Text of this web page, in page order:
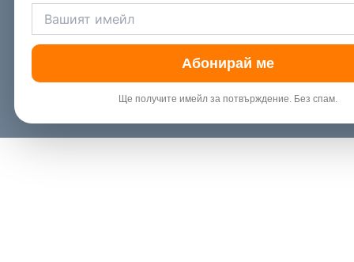
Абонирай ме
Ще получите имейл за потвърждение. Без спам.